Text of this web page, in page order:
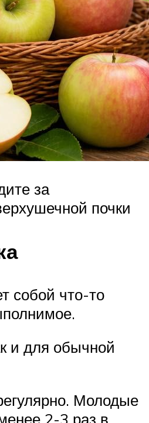
за
почки
собой что-то
и для обычной
Молодые
2-3 раз в